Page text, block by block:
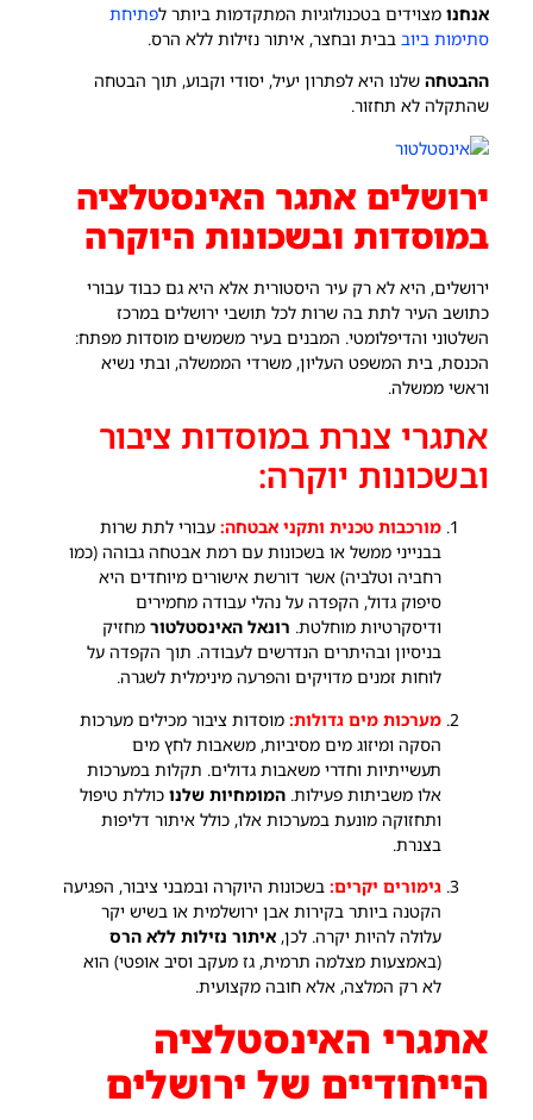
אנחנומצוידים בטכנולוגיות המתקדמות ביותר לפתיחת
סתימות ביוב בבית ובחצר, איתור נזילות ללא הרס.
ההבטחהשלנו היא לפתרון יעיל, יסודי וקבוע, תוך הבטחה
שהתקלה לא תחזור.
ירושלים אתגר האינסטלציה
במוסדות ובשכונות היוקרה
ירושלים, היא לא רק עיר היסטורית אלא היא גם כבוד עבורי
כתושב העיר לתת בה שרות לכל תושבי ירושלים במרכז
השלטוני והדיפלומטי. המבנים בעיר משמשים מוסדות מפתח:
הכנסת, בית המשפט העליון, משרדי הממשלה, ובתי נשיא
וראשי ממשלה.
אתגרי צנרת במוסדות ציבור
ובשכונות יוקרה:
מורכבות טכנית ותקני אבטחה:עבורי לתת שרות
בבנייני ממשל או בשכונות עם רמת אבטחה גבוהה (כמו
רחביה וטלביה) אשר דורשת אישורים מיוחדים היא
סיפוק גדול, הקפדה על נהלי עבודה מחמירים
ודיסקרטיות מוחלטת. רונאל האינסטלטורמחזיק
בניסיון ובהיתרים הנדרשים לעבודה. תוך הקפדה על
לוחות זמנים מדויקים והפרעה מינימלית לשגרה.
מערכות מים גדולות:מוסדות ציבור מכילים מערכות
הסקה ומיזוג מים מסיביות, משאבות לחץ מים
תעשייתיות וחדרי משאבות גדולים. תקלות במערכות
אלו משביתות פעילות. המומחיות שלנוכוללת טיפול
ותחזוקה מונעת במערכות אלו, כולל איתור דליפות
בצנרת.
גימורים יקרים:בשכונות היוקרה ובמבני ציבור, הפגיעה
הקטנה ביותר בקירות אבן ירושלמית או בשיש יקר
עלולה להיות יקרה. לכן, איתור נזילות ללא הרס
(באמצעות מצלמה תרמית, גז מעקב וסיב אופטי) הוא
לא רק המלצה, אלא חובה מקצועית.
אתגרי האינסטלציה
הייחודיים של ירושלים